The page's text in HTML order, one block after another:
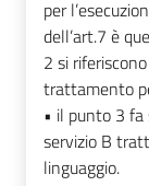
per
dell’art.7 è
2 si
trattamento
• il punto 3 fa
servizio B
linguaggio.